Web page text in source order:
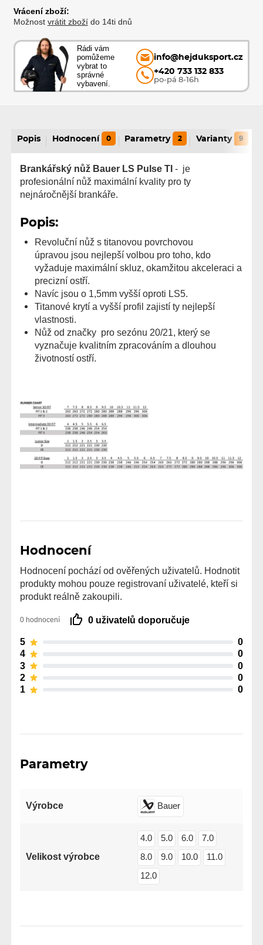
Vrácení zboží:
Možnost vrátit zbožído 14ti dnů
Rádi vám
pomůžeme
vybrat to
správné
vybavení.
info@hejduksport.cz
+420 733 132 833
po-pá 8-16h
Popis Hodnocení 0 Parametry 2 Varianty 9
Brankářský nůž Bauer LS Pulse TI - je
profesionální nůž maximální kvality pro ty
nejnáročnější brankáře.
Popis:
Revoluční nůž s titanovou povrchovou
úpravou jsou nejlepší volbou pro toho, kdo
vyžaduje maximální skluz, okamžitou akceleraci a
precizní ostří.
Navíc jsou o 1,5mm vyšší oproti LS5.
Titanové krytí a vyšší profil zajistí ty nejlepší
vlastnosti.
Nůž od značky pro sezónu 20/21, který se
vyznačuje kvalitním zpracováním a dlouhou
životností ostří.
Hodnocení
Hodnocení pochází od ověřených uživatelů. Hodnotit
produkty mohou pouze registrovaní uživatelé, kteří si
produkt reálně zakoupili.
0 hodnocení 0 uživatelů doporučuje
5
0
4
0
3
0
2
0
1
0
Parametry
Výrobce Bauer
Velikost výrobce
4.0 5.0 6.0
7.0
8.0
9.0 10.0
11.0
12.0